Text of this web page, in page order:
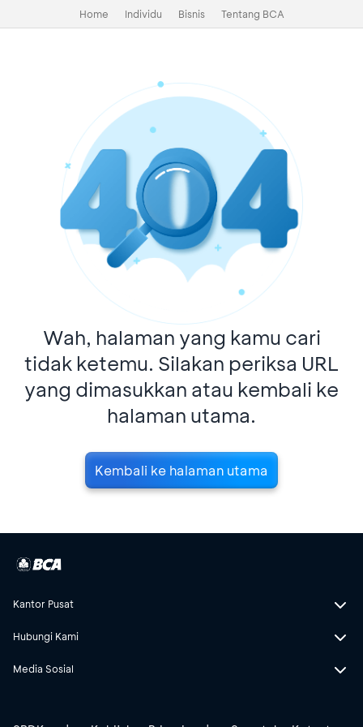
Home Individu Bisnis Tentang BCA
Wah, halaman yang kamu cari
tidak ketemu. Silakan periksa URL
yang dimasukkan atau kembali ke
halaman utama.
Kembali ke halaman utama
Kantor Pusat
Hubungi Kami
Media Sosial